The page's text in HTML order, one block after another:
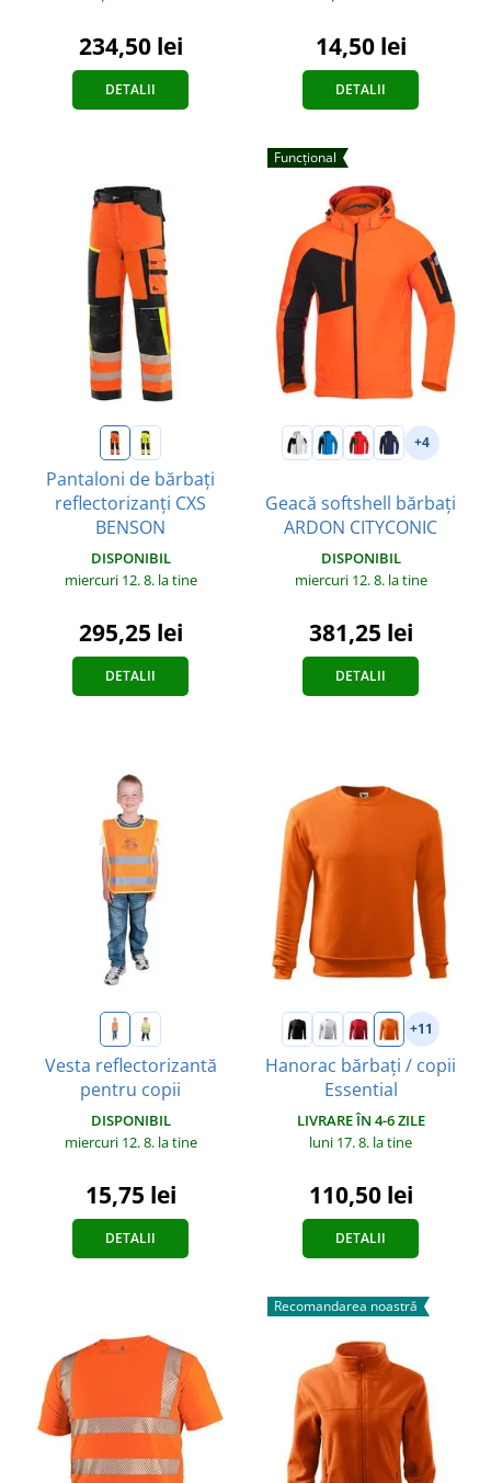
234,50 lei
DETALII
14,50 lei
DETALII
Pantaloni de bărbați
reflectorizanți CXS
BENSON
DISPONIBIL
miercuri 12. 8. la tine
295,25 lei
DETALII
Funcțional
+4
Geacă softshell bărbați
ARDON CITYCONIC
DISPONIBIL
miercuri 12. 8. la tine
381,25 lei
DETALII
Vesta reflectorizantă
pentru copii
DISPONIBIL
miercuri 12. 8. la tine
15,75 lei
DETALII
+11
Hanorac bărbați / copii
Essential
LIVRARE ÎN 4-6 ZILE
luni 17. 8. la tine
110,50 lei
DETALII
Recomandarea noastră